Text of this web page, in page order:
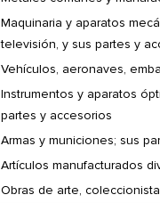
Maquinaria y aparatos
televisión, y sus partes y
Vehículos, aeronaves,
Instrumentos y aparatos
partes y accesorios
Armas y municiones; sus
Artículos manufacturados
Obras de arte,